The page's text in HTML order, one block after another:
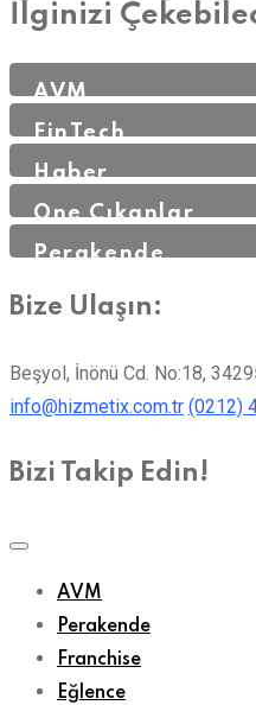
İlginizi
AVM
FinTech
Haber
Öne Çıkanlar
Perakende
Bize Ulaşın:
Beşyol, İnönü Cd. No:18,
info@hizmetix.com.tr (0212)
Bizi Takip Edin!
AVM
Perakende
Franchise
Eğlence